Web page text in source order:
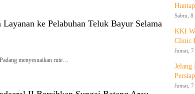
Layanan ke Pelabuhan Teluk Bayur Selama
menyesuaikan rute…
Sabtu, 8
KKI
Clinic
Jumat,
Jelang
Jumat,